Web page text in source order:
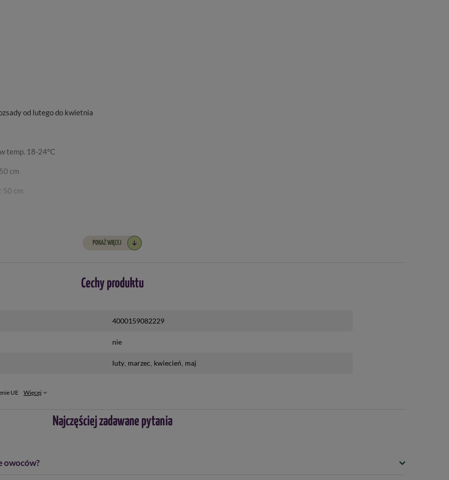
od lutego do kwietnia
temp. 18-24°C
cm
50 cm
POKAŻ WIĘCEJ
Cechy produktu
4000159082229
nie
luty marzec kwiecień maj
UE Więcej
Najczęściej zadawane pytania
owoców?